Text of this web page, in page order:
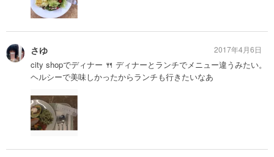
さゆ
city shopでディナー 🍴 ディナーとランチでメニュー違うみたい。
ヘルシーで美味しかったからランチも行きたいなあ
2017年4月6日